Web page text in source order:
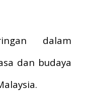
dalam
dan budaya